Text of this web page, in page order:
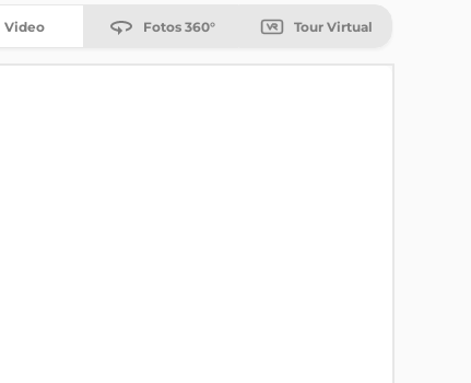
Video Fotos 360° Tour Virtual